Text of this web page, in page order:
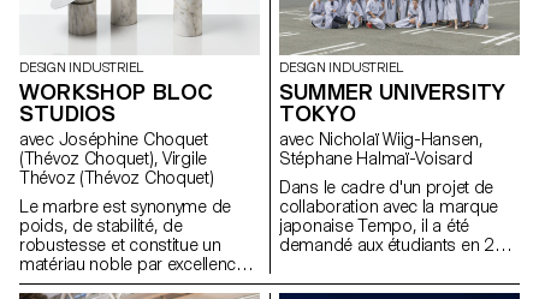
Source et pourraient facilement
être répliqués par toute
personne en ayant besoin ou
envie.
DESIGN INDUSTRIEL
WORKSHOP BLOC
STUDIOS
avec Joséphine Choquet
(Thévoz Choquet), Virgile
Thévoz (Thévoz Choquet)
Le marbre est synonyme de
poids, de stabilité, de
robustesse et constitue un
matériau noble par excellence.
A la lumière de cela, quels
DESIGN INDUSTRIEL
SUMMER UNIVERSITY
TOKYO
avec Nicholaï Wiig-Hansen,
Stéphane Halmaï-Voisard
Dans le cadre d'un projet de
collaboration avec la marque
japonaise Tempo, il a été
demandé aux étudiants en 2e
créer un mobile (sculpture